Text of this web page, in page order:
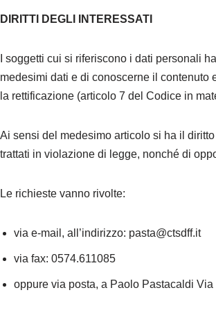
DIRITTI DEGLI INTERESSATI
I soggetti cui si riferiscono i dati personali
medesimi dati e di conoscerne il contenuto
la rettificazione (articolo 7 del Codice in
Ai sensi del medesimo articolo si ha il
trattati in violazione di legge, nonché di
Le richieste vanno rivolte:
via e-mail, all’indirizzo: pasta@ctsdff.it
via fax: 0574.611085
oppure via posta, a Paolo Pastacaldi